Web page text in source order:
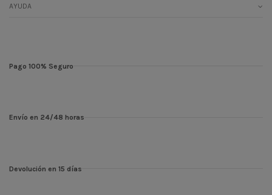
AYUDA
Pago 100% Seguro
Envío en 24/48 horas
Devolución en 15 días